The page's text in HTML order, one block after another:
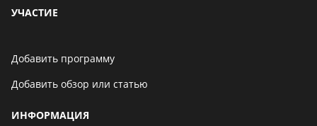
УЧАСТИЕ
Добавить программу
Добавить обзор или статью
ИНФОРМАЦИЯ